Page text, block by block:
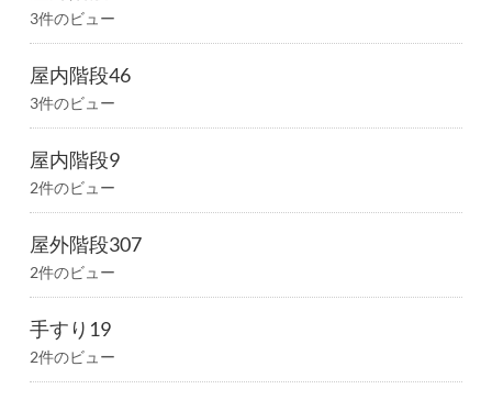
3件のビュー
屋内階段46
3件のビュー
屋内階段9
2件のビュー
屋外階段307
2件のビュー
手すり19
2件のビュー